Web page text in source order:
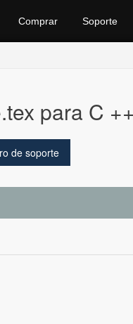
Comprar Soporte
para C
de soporte